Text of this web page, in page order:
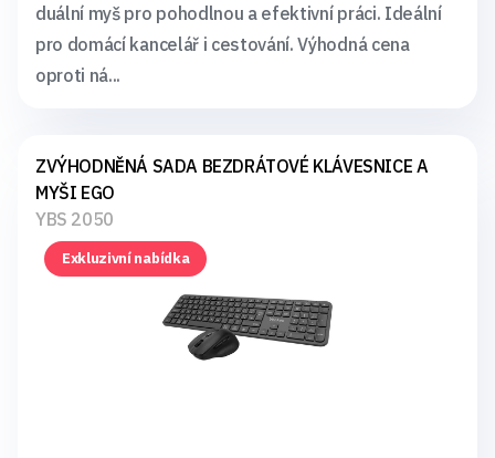
duální myš pro pohodlnou a efektivní práci. Ideální
pro domácí kancelář i cestování. Výhodná cena
oproti ná...
ZVÝHODNĚNÁ SADA BEZDRÁTOVÉ KLÁVESNICE A
MYŠI EGO
YBS 2050
Exkluzivní nabídka